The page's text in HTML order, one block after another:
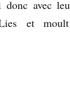
donc avec
et moult